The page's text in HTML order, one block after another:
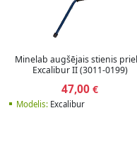
Minelab augšējais stienis
Excalibur II (3011-0199)
47,00 €
Modelis:Excalibur